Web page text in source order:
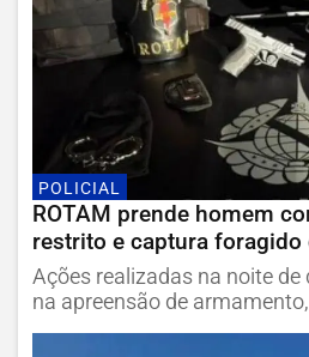
POLICIAL
ROTAM prende homem
restrito e captura foragido
Ações realizadas na noite
na apreensão de